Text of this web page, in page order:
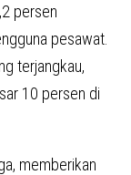
persen
pesawat.
terjangkau,
10 persen di
memberikan